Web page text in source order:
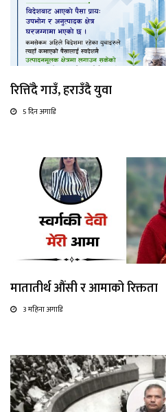
रित्तिँदै गाउँ, हराउँदै युवा
5 दिन अगाडि
मातातीर्थ औंसी र आमाको रिक्तता
3 महिना अगाडि